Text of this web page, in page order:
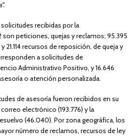
recibidas por la
son peticiones, quejas y reclamos; 95.395
21.114 recursos de reposición, de queja y
a solicitudes de
Administrativo Positivo, y 16.646
o atención personalizada.
de asesoría fueron recibidos en su
electrónico (193.776) y la
(46.040). Por zona geográfica, los
número de reclamos, recursos de ley